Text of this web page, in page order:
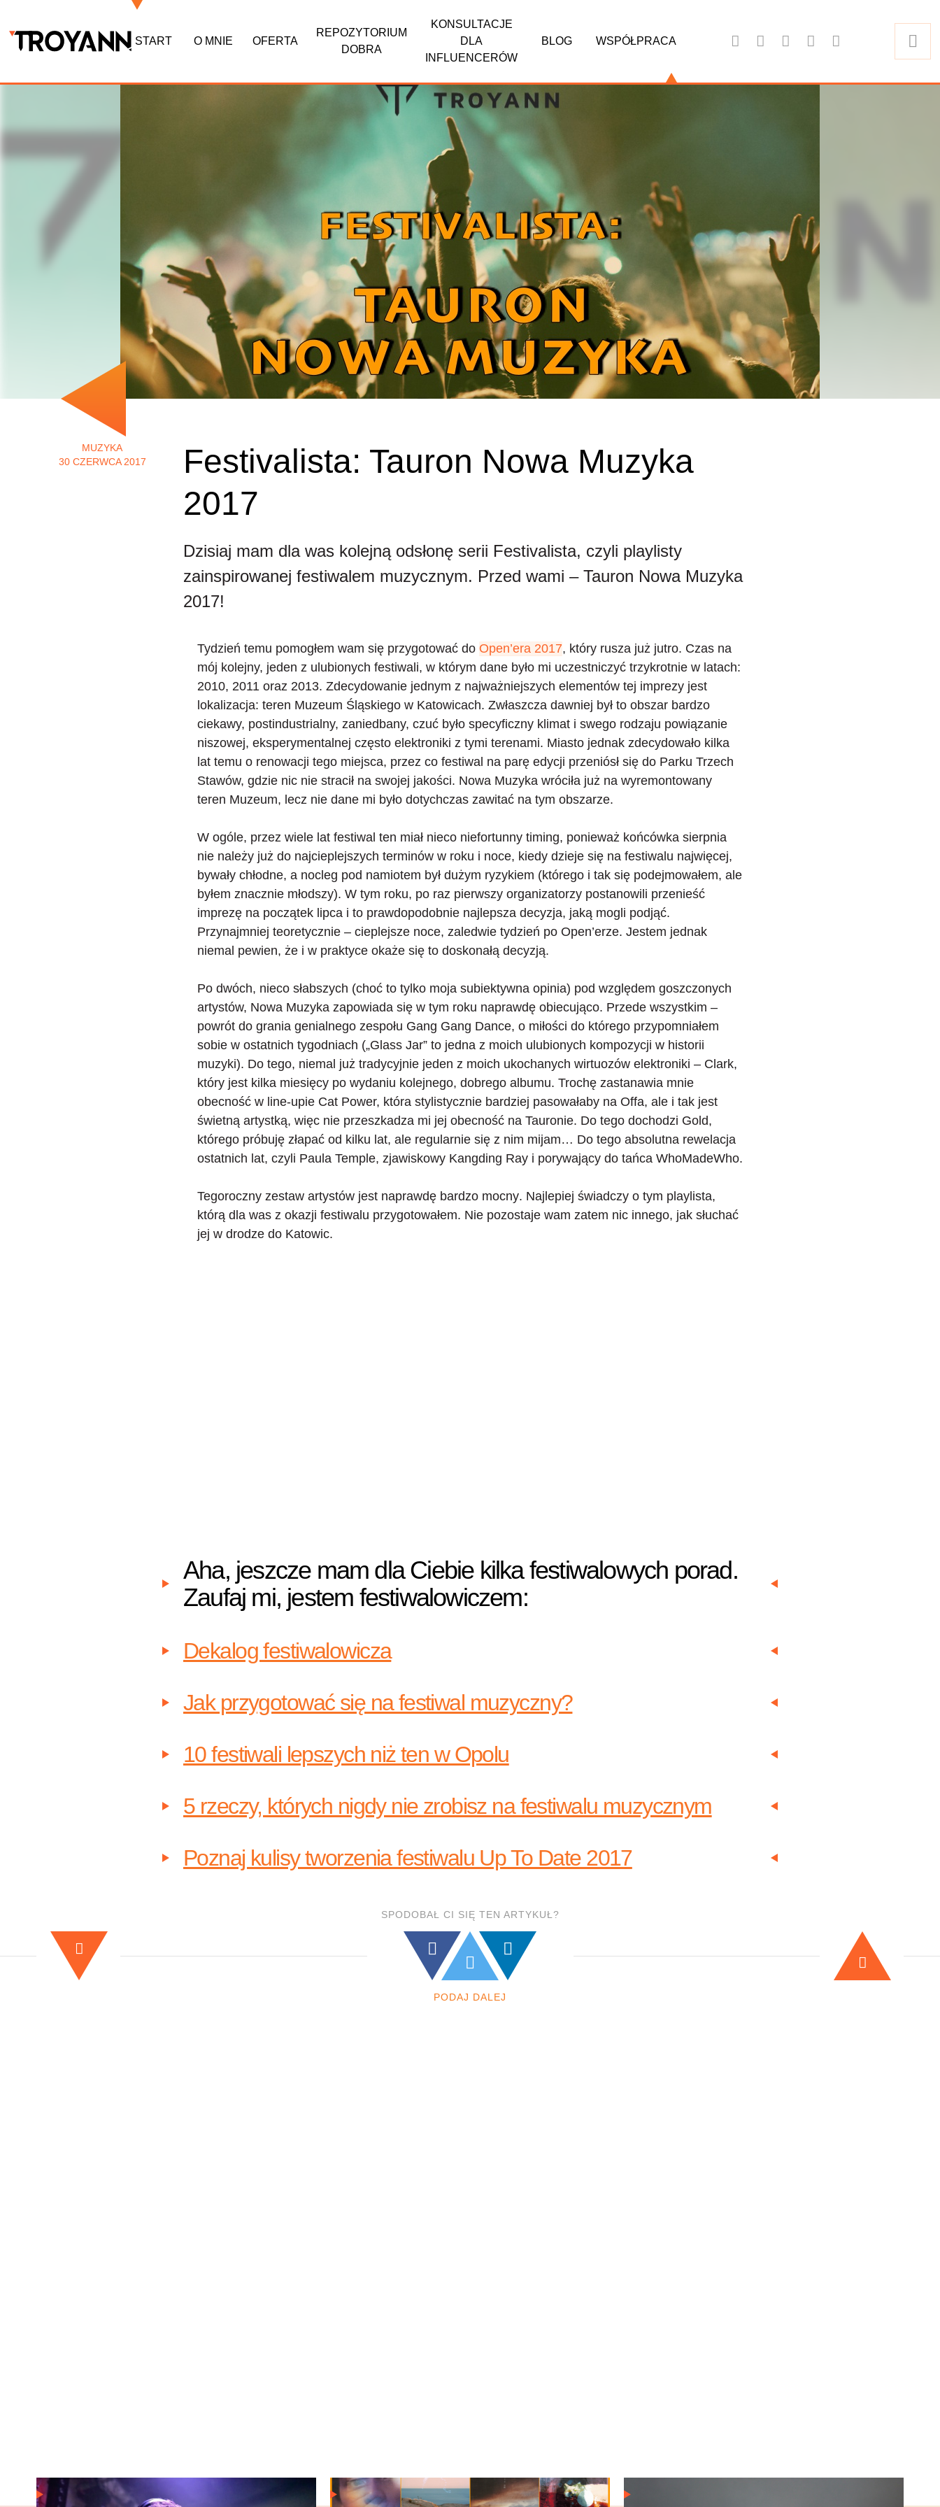
START O MNIE OFERTA
REPOZYTORIUM
DOBRA
KONSULTACJE
DLA
INFLUENCERÓW
BLOG WSPÓŁPRACA
MUZYKA
30 CZERWCA 2017
Festivalista: Tauron Nowa Muzyka
2017
Dzisiaj mam dla was kolejną odsłonę serii Festivalista, czyli playlisty
zainspirowanej festiwalem muzycznym. Przed wami – Tauron Nowa Muzyka
2017!
Tydzień temu pomogłem wam się przygotować do Open’era 2017, który rusza już jutro. Czas na
mój kolejny, jeden z ulubionych festiwali, w którym dane było mi uczestniczyć trzykrotnie w latach:
2010, 2011 oraz 2013. Zdecydowanie jednym z najważniejszych elementów tej imprezy jest
lokalizacja: teren Muzeum Śląskiego w Katowicach. Zwłaszcza dawniej był to obszar bardzo
ciekawy, postindustrialny, zaniedbany, czuć było specyficzny klimat i swego rodzaju powiązanie
niszowej, eksperymentalnej często elektroniki z tymi terenami. Miasto jednak zdecydowało kilka
lat temu o renowacji tego miejsca, przez co festiwal na parę edycji przeniósł się do Parku Trzech
Stawów, gdzie nic nie stracił na swojej jakości. Nowa Muzyka wróciła już na wyremontowany
teren Muzeum, lecz nie dane mi było dotychczas zawitać na tym obszarze.
W ogóle, przez wiele lat festiwal ten miał nieco niefortunny timing, ponieważ końcówka sierpnia
nie należy już do najcieplejszych terminów w roku i noce, kiedy dzieje się na festiwalu najwięcej,
bywały chłodne, a nocleg pod namiotem był dużym ryzykiem (którego i tak się podejmowałem, ale
byłem znacznie młodszy). W tym roku, po raz pierwszy organizatorzy postanowili przenieść
imprezę na początek lipca i to prawdopodobnie najlepsza decyzja, jaką mogli podjąć.
Przynajmniej teoretycznie – cieplejsze noce, zaledwie tydzień po Open’erze. Jestem jednak
niemal pewien, że i w praktyce okaże się to doskonałą decyzją.
Po dwóch, nieco słabszych (choć to tylko moja subiektywna opinia) pod względem goszczonych
artystów, Nowa Muzyka zapowiada się w tym roku naprawdę obiecująco. Przede wszystkim –
powrót do grania genialnego zespołu Gang Gang Dance, o miłości do którego przypomniałem
sobie w ostatnich tygodniach („Glass Jar” to jedna z moich ulubionych kompozycji w historii
muzyki). Do tego, niemal już tradycyjnie jeden z moich ukochanych wirtuozów elektroniki – Clark,
który jest kilka miesięcy po wydaniu kolejnego, dobrego albumu. Trochę zastanawia mnie
obecność w line-upie Cat Power, która stylistycznie bardziej pasowałaby na Offa, ale i tak jest
świetną artystką, więc nie przeszkadza mi jej obecność na Tauronie. Do tego dochodzi Gold,
którego próbuję złapać od kilku lat, ale regularnie się z nim mijam… Do tego absolutna rewelacja
ostatnich lat, czyli Paula Temple, zjawiskowy Kangding Ray i porywający do tańca WhoMadeWho.
Tegoroczny zestaw artystów jest naprawdę bardzo mocny. Najlepiej świadczy o tym playlista,
którą dla was z okazji festiwalu przygotowałem. Nie pozostaje wam zatem nic innego, jak słuchać
jej w drodze do Katowic.
Aha, jeszcze mam dla Ciebie kilka festiwalowych porad.
Zaufaj mi, jestem festiwalowiczem:
Dekalog festiwalowicza
Jak przygotować się na festiwal muzyczny?
10 festiwali lepszych niż ten w Opolu
5 rzeczy, których nigdy nie zrobisz na festiwalu muzycznym
Poznaj kulisy tworzenia festiwalu Up To Date 2017
SPODOBAŁ CI SIĘ TEN ARTYKUŁ?
PODAJ DALEJ